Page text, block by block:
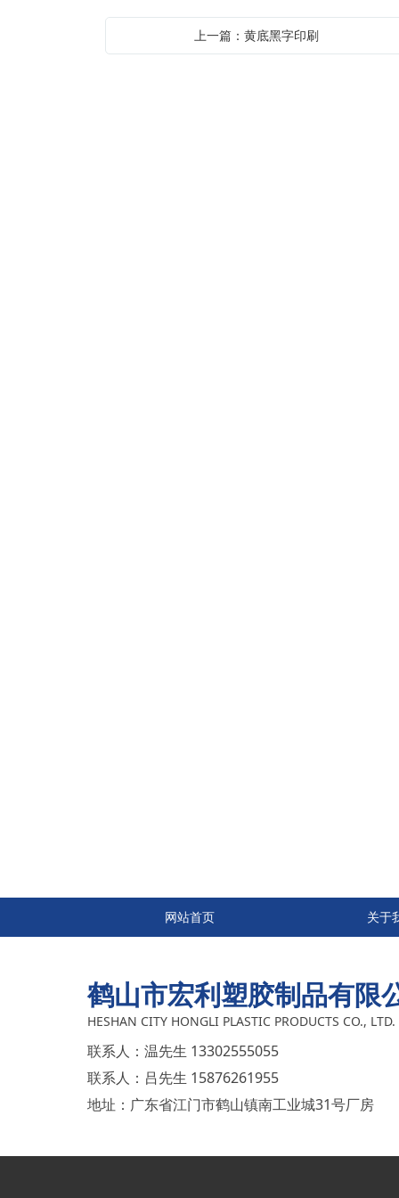
上一篇：黄底黑字印刷
网站首页 关于
鹤山市宏利塑胶制品有限
HESHAN CITY HONGLI PLASTIC PRODUCTS CO., LTD.
联系人： 温先生 13302555055
联系人： 吕先生 15876261955
地址： 广东省江门市鹤山镇南工业城31号厂房